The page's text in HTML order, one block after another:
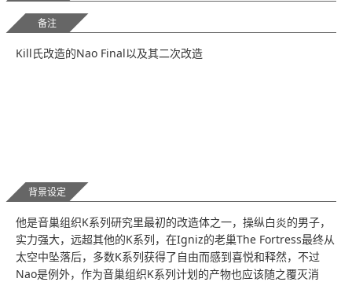
备注
Kill氏改造的Nao Final以及其二次改造
背景设定
他是音巢组织K系列研究里最初的改造体之一，操纵白炎的男子，
实力强大，远超其他的K系列，在Igniz的老巢The Fortress最终从
太空中坠落后，多数K系列获得了自由而感到喜悦和释然，不过
Nao是例外，作为音巢组织K系列计划的产物也应该随之覆灭消